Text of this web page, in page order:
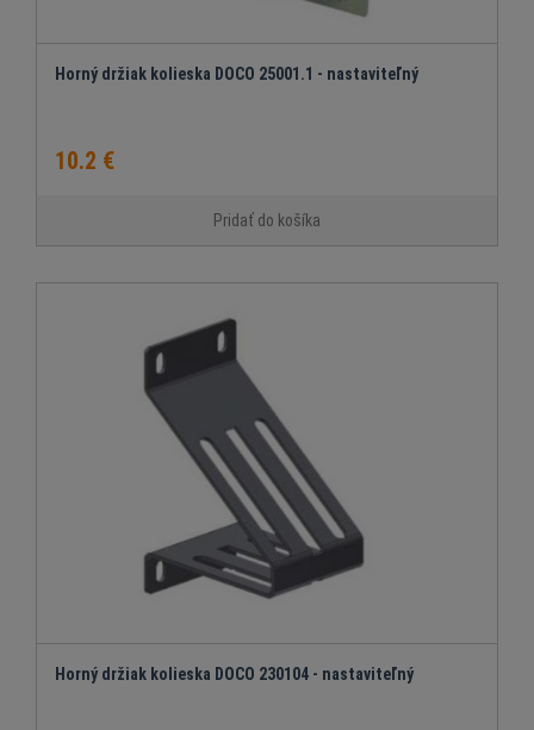
Horný držiak kolieska DOCO 25001.1 - nastaviteľný
10.2 €
Pridať do košíka
Horný držiak kolieska DOCO 230104 - nastaviteľný